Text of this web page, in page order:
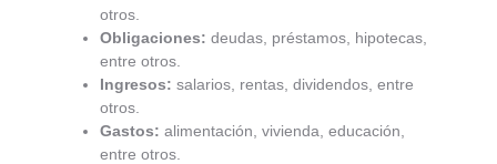
otros.
Obligaciones: deudas, préstamos, hipotecas,
entre otros.
Ingresos: salarios, rentas, dividendos, entre
otros.
Gastos: alimentación, vivienda, educación,
entre otros.